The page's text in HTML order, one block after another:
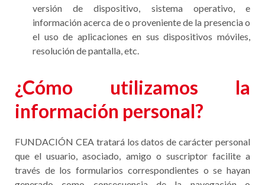
versión de dispositivo, sistema operativo, e
información acerca de o proveniente de la presencia o
el uso de aplicaciones en sus dispositivos móviles,
resolución de pantalla, etc.
¿Cómo utilizamos la
información personal?
FUNDACIÓN CEA tratará los datos de carácter personal
que el usuario, asociado, amigo o suscriptor facilite a
través de los formularios correspondientes o se hayan